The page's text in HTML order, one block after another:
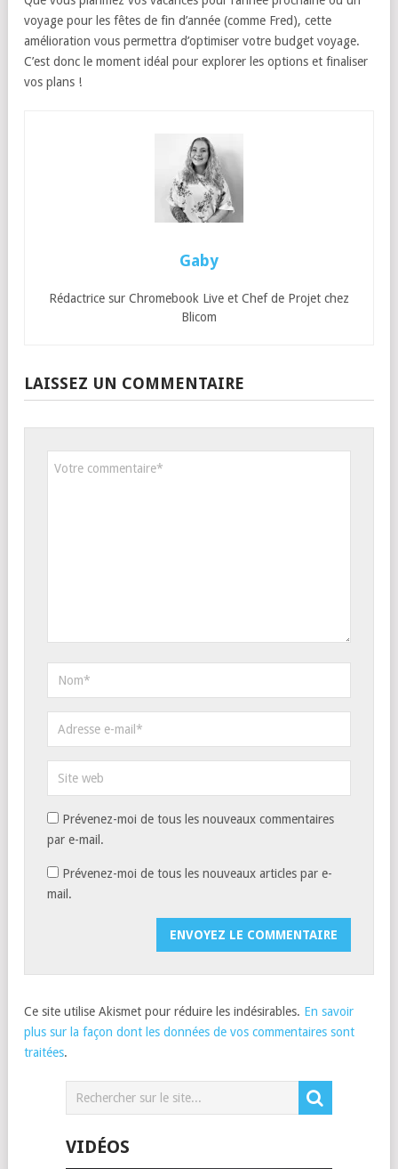
voyage pour les fêtes de fin d’année (comme Fred), cette
amélioration vous permettra d’optimiser votre budget voyage.
C’est donc le moment idéal pour explorer les options et finaliser
vos plans !
Gaby
Rédactrice sur Chromebook Live et Chef de Projet chez
Blicom
LAISSEZ UN COMMENTAIRE
Prévenez-moi de tous les nouveaux commentaires
par e-mail.
Prévenez-moi de tous les nouveaux articles par e-
mail.
Ce site utilise Akismet pour réduire les indésirables. En savoir
plus sur la façon dont les données de vos commentaires sont
traitées.
VIDÉOS